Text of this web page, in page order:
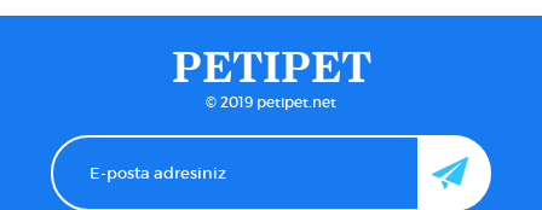
PETIPET
© 2019 petipet.net